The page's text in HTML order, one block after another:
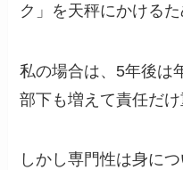
ク」を天秤にかける
私の場合は、5年後は
部下も増えて責任だけ
しかし専門性は身に